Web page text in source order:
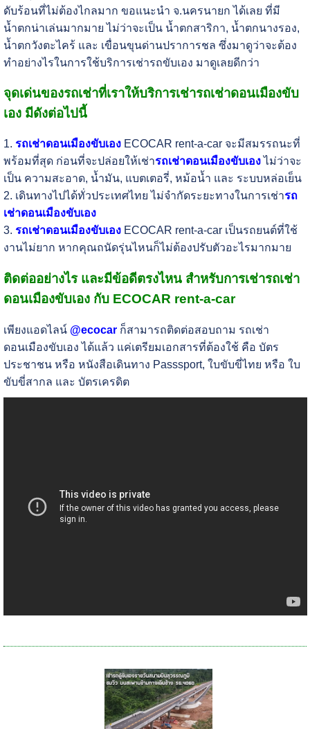
ดับร้อนที่ไม่ต้องไกลมาก ขอแนะนำ จ.นครนายก ได้เลย ที่มี
น้ำตกน่าเล่นมากมาย ไม่ว่าจะเป็น น้ำตกสาริกา, น้ำตกนางรอง,
น้ำตกวังตะไคร้ และ เขื่อนขุนด่านปราการชล ซึ่งมาดูว่าจะต้อง
ทำอย่างไรในการใช้บริการเช่ารถขับเอง มาดูเลยดีกว่า
จุดเด่นของรถเช่าที่เราให้บริการเช่ารถเช่าดอนเมืองขับ
เอง มีดังต่อไปนี้
1. รถเช่าดอนเมืองขับเองECOCAR rent-a-car จะมีสมรรถนะที่
พร้อมที่สุด ก่อนที่จะปล่อยให้เช่ารถเช่าดอนเมืองขับเองไม่ว่าจะ
เป็น ความสะอาด, น้ำมัน, แบตเตอรี่, หม้อน้ำ และ ระบบหล่อเย็น
2. เดินทางไปได้ทั่วประเทศไทย ไม่จำกัดระยะทางในการเช่ารถ
เช่าดอนเมืองขับเอง
3. รถเช่าดอนเมืองขับเองECOCAR rent-a-car เป็นรถยนต์ที่ใช้
งานไม่ยาก หากคุณถนัดรุ่นไหนก็ไม่ต้องปรับตัวอะไรมากมาย
ติดต่ออย่างไร และมีข้อดีตรงไหน สำหรับการเช่ารถเช่า
ดอนเมืองขับเอง กับ ECOCAR rent-a-car
เพียงแอดไลน์ @ecocarก็สามารถติดต่อสอบถาม รถเช่า
ดอนเมืองขับเอง ได้แล้ว แค่เตรียมเอกสารที่ต้องใช้ คือ บัตร
ประชาชน หรือ หนังสือเดินทาง Passsport, ใบขับขี่ไทย หรือ ใบ
ขับขี่สากล และ บัตรเครดิต